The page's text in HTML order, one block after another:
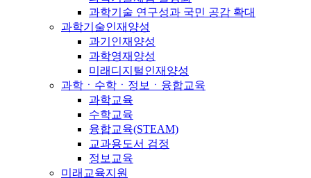
과학기술 연구성과 국민 공감 확대
과학기술인재양성
과기인재양성
과학영재양성
미래디지털인재양성
과학ㆍ수학ㆍ정보ㆍ융합교육
과학교육
수학교육
융합교육(STEAM)
교과용도서 검정
정보교육
미래교육지원